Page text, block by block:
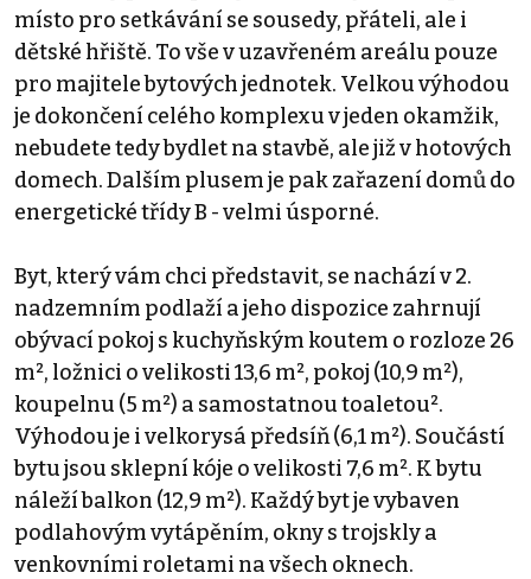
místo pro setkávání se sousedy, přáteli, ale i
dětské hřiště. To vše v uzavřeném areálu pouze
pro majitele bytových jednotek. Velkou výhodou
je dokončení celého komplexu v jeden okamžik,
nebudete tedy bydlet na stavbě, ale již v hotových
domech. Dalším plusem je pak zařazení domů do
energetické třídy B - velmi úsporné.
Byt, který vám chci představit, se nachází v 2.
nadzemním podlaží a jeho dispozice zahrnují
obývací pokoj s kuchyňským koutem o rozloze 26
m², ložnici o velikosti 13,6 m², pokoj (10,9 m²),
koupelnu (5 m²) a samostatnou toaletou².
Výhodou je i velkorysá předsíň (6,1 m²). Součástí
bytu jsou sklepní kóje o velikosti 7,6 m². K bytu
náleží balkon (12,9 m²). Každý byt je vybaven
podlahovým vytápěním, okny s trojskly a
venkovními roletami na všech oknech.